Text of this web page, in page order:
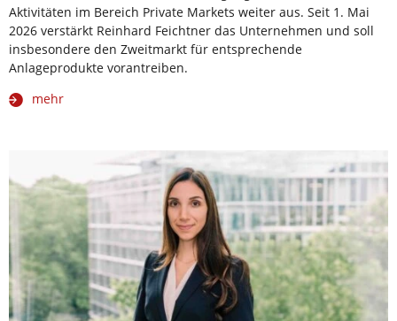
Aktivitäten im Bereich Private Markets weiter aus. Seit 1. Mai
2026 verstärkt Reinhard Feichtner das Unternehmen und soll
insbesondere den Zweitmarkt für entsprechende
Anlageprodukte vorantreiben.
mehr